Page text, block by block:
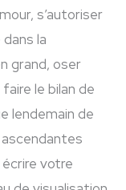
s’autoriser
la
grand, oser
le bilan de
lendemain de
votre